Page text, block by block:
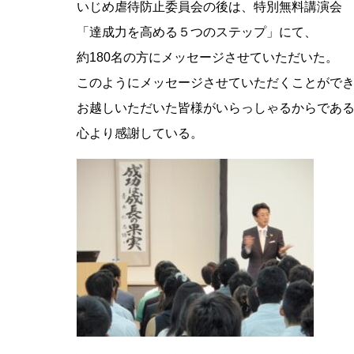
いじめ虐待防止委員会の後は、特別無料講演会
「達成力を高める５つのステップ」にて、
約180名の方にメッセージさせていただいた。
このようにメッセージさせていただくことがで
お越しいただいた皆様がいらっしゃるからである
心より感謝している。